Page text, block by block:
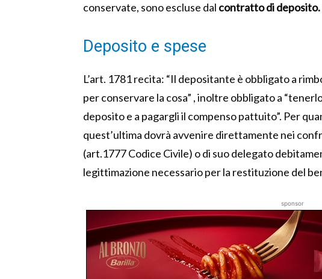
conservate, sono escluse dal contratto di deposito.
Deposito e spese
L’art. 1781 recita: “Il depositante è obbligato a
per conservare la cosa” , inoltre obbligato a
deposito e a pagargli il compenso pattuito”. Per
quest’ultima dovrà avvenire direttamente nei
(art.1777 Codice Civile) o di suo delegato
legittimazione necessario per la restituzione del
sponsor